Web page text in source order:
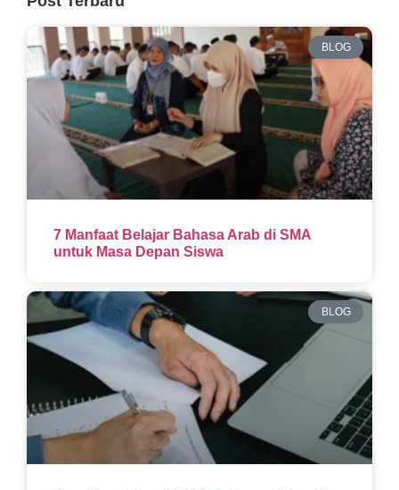
BLOG
7 Manfaat Belajar Bahasa Arab di SMA
untuk Masa Depan Siswa
BLOG